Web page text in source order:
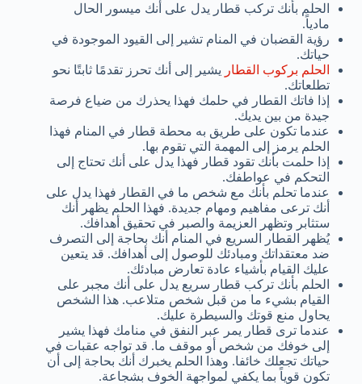
الحلم بأنك تركب قطار يدل على أنك ميسور الحال
مادياً.
رؤية القضبان في المنام تشير إلى القيود الموجودة في
حياتك.
الحلم بركوب القطار يشير إلى أنك تحرز تقدمًا ثابتًا نحو
تطلعاتك.
إذا فاتك القطار في حلمك فهذا يحذرك من ضياع فرصة
جيدة من بين يديك.
عندما تكون على طريق به محطة قطار في المنام فهذا
الحلم يرمز إلى المهمة التي تقوم بها.
إذا حلمت بأنك تقود قطار فهذا يدل على أنك تحتاج إلى
التحكم في عواطفك.
عندما تحلم بأنك مع شخص ما في القطار فهذا يدل على
أنك ترعى مفاهيم ومهام جديدة. فهذا الحلم يظهر أنك
ستثابر وتظهر العزيمة والصبر في تحقيق أهدافك.
يُظهر القطار السريع في المنام أنك بحاجة إلى التصرف
ضد معتقداتك ومبادئك للوصول إلى أهدافك. قد يتعين
عليك القيام بأشياء عادة تعارض مبادئك.
الحلم بأنك تركب قطار سريع يدل على أنك مجبر على
القيام بشيء ما من قبل شخص متلاعب. هذا الشخص
يحاول منع قوتك والسيطرة عليك.
عندما ترى قطار يمر عبر النفق في منامك فهذا يشير
إلى خوفك من شخص أو موقف ما. قد تواجه عقبات في
حياتك تجعلك خائفا. وهذا الحلم يخبرك أنك بحاجة إلى أن
تكون قوياً بما يكفي لمواجهة الخوف بشجاعة.